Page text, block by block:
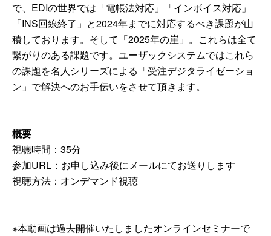
で、EDIの世界では「電帳法対応」「インボイス対応」
「INS回線終了」と2024年までに対応するべき課題が山
積しております。そして「2025年の崖」。これらは全て
繋がりのある課題です。ユーザックシステムではこれら
の課題を名人シリーズによる「受注デジタライゼーショ
ン」で解決へのお手伝いをさせて頂きます。
概要
視聴時間：35分
参加URL：お申し込み後にメールにてお送りします
視聴方法：オンデマンド視聴
※本動画は過去開催いたしましたオンラインセミナーで